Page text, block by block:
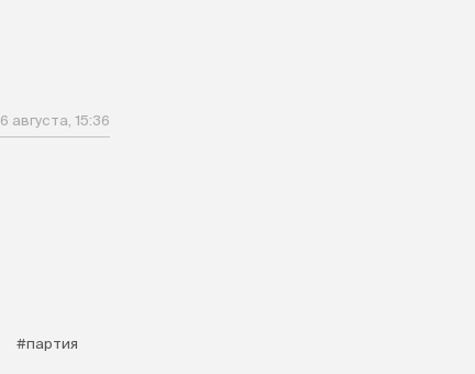
6 августа, 15:36
#партия